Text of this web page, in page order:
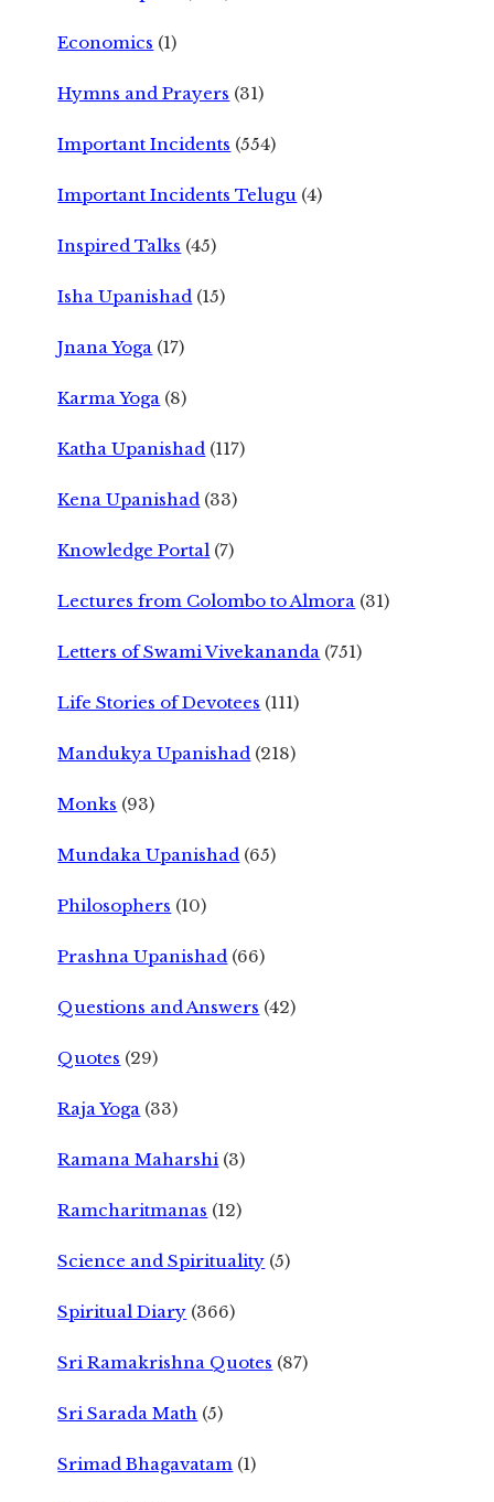
Economics (1)
Hymns and Prayers (31)
Important Incidents (554)
Important Incidents Telugu (4)
Inspired Talks (45)
Isha Upanishad (15)
Jnana Yoga (17)
Karma Yoga (8)
Katha Upanishad (117)
Kena Upanishad (33)
Knowledge Portal (7)
Lectures from Colombo to Almora (31)
Letters of Swami Vivekananda (751)
Life Stories of Devotees (111)
Mandukya Upanishad (218)
Monks (93)
Mundaka Upanishad (65)
Philosophers (10)
Prashna Upanishad (66)
Questions and Answers (42)
Quotes (29)
Raja Yoga (33)
Ramana Maharshi (3)
Ramcharitmanas (12)
Science and Spirituality (5)
Spiritual Diary (366)
Sri Ramakrishna Quotes (87)
Sri Sarada Math (5)
Srimad Bhagavatam (1)